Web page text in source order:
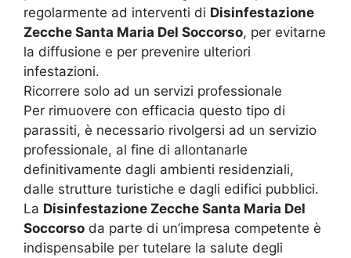
regolarmente ad interventi di Disinfestazione
Zecche Santa Maria Del Soccorso, per evitarne
la diffusione e per prevenire ulteriori
infestazioni.
Ricorrere solo ad un servizi professionale
Per rimuovere con efficacia questo tipo di
parassiti, è necessario rivolgersi ad un servizio
professionale, al fine di allontanarle
definitivamente dagli ambienti residenziali,
dalle strutture turistiche e dagli edifici pubblici.
La Disinfestazione Zecche Santa Maria Del
Soccorso da parte di un’impresa competente è
indispensabile per tutelare la salute degli